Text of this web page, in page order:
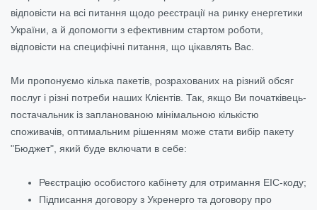
відповісти на всі питання щодо реєстрації на ринку енергетики
України, а й допомогти з ефективним стартом роботи,
відповісти на специфічні питання, що цікавлять Вас.
Ми пропонуємо кілька пакетів, розрахованих на різний обсяг
послуг і різні потреби наших Клієнтів. Так, якщо Ви початківець-
постачальник із запланованою мінімальною кількістю
споживачів, оптимальним рішенням може стати вибір пакету
"Бюджет", який буде включати в себе:
Реєстрацію особистого кабінету для отримання ЕІС-коду;
Підписання договору з Укренерго та договору про